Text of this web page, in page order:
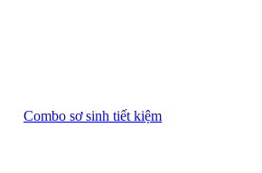
Combo sơ sinh tiết kiệm